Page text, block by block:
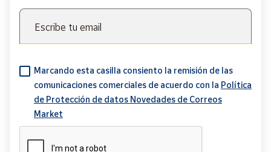
Escribe tu email
Marcando esta casilla consiento la remisión de las
comunicaciones comerciales de acuerdo con la Política
de Protección de datos Novedades de Correos
Market